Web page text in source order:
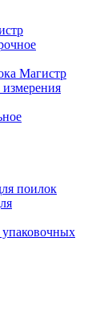
Магистр
измерения
поилок